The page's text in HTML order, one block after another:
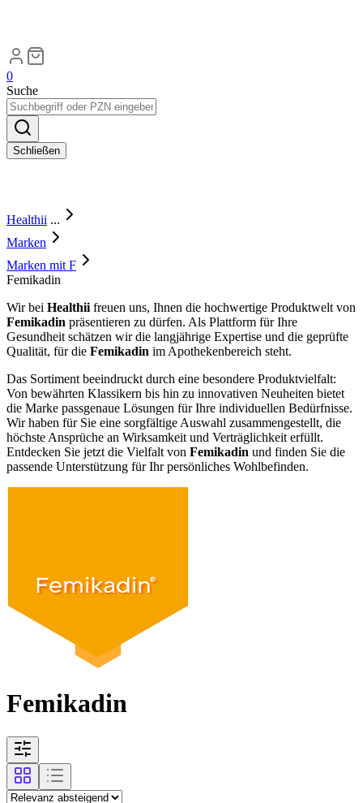
0
Suche
Schließen
Healthii ...
Marken
Marken mit F
Femikadin
Wir bei Healthii freuen uns, Ihnen die hochwertige Produktwelt von
Femikadin präsentieren zu dürfen. Als Plattform für Ihre
Gesundheit schätzen wir die langjährige Expertise und die geprüfte
Qualität, für die Femikadin im Apothekenbereich steht.
Das Sortiment beeindruckt durch eine besondere Produktvielfalt:
Von bewährten Klassikern bis hin zu innovativen Neuheiten bietet
die Marke passgenaue Lösungen für Ihre individuellen Bedürfnisse.
Wir haben für Sie eine sorgfältige Auswahl zusammengestellt, die
höchste Ansprüche an Wirksamkeit und Verträglichkeit erfüllt.
Entdecken Sie jetzt die Vielfalt von Femikadin und finden Sie die
passende Unterstützung für Ihr persönliches Wohlbefinden.
Femikadin